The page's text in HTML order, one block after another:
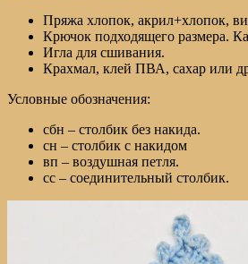
Пряжа хлопок, акрил+хлопок,
Крючок подходящего размера.
Игла для сшивания.
Крахмал, клей ПВА, сахар или
Условные обозначения:
сбн – столбик без накида.
сн – столбик с накидом
вп – воздушная петля.
сс – соединительный столбик.